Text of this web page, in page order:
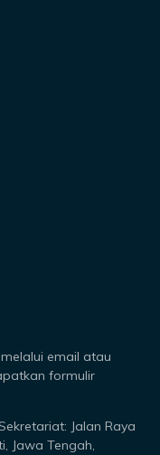
email atau
formulir
Jalan Raya
Jawa Tengah,